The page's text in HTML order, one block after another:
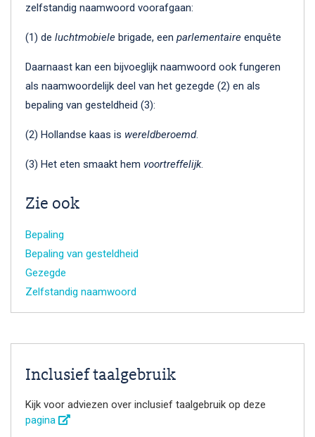
zelfstandig naamwoord voorafgaan:
(1) de luchtmobiele brigade, een parlementaire enquête
Daarnaast kan een bijvoeglijk naamwoord ook fungeren
als naamwoordelijk deel van het gezegde (2) en als
bepaling van gesteldheid (3):
(2) Hollandse kaas is wereldberoemd.
(3) Het eten smaakt hem voortreffelijk.
Zie ook
Bepaling
Bepaling van gesteldheid
Gezegde
Zelfstandig naamwoord
Inclusief taalgebruik
Kijk voor adviezen over inclusief taalgebruik op deze
pagina